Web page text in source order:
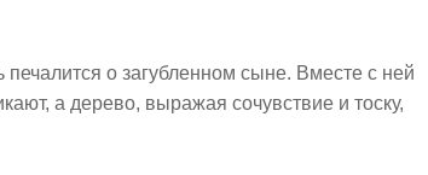
печалится о загубленном сыне. Вместе с ней
а дерево, выражая сочувствие и тоску,